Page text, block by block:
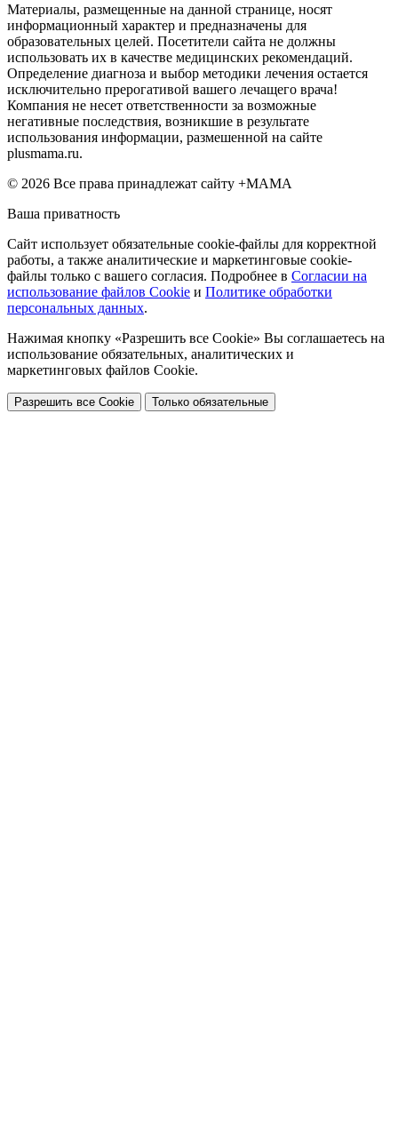
Материалы, размещенные на данной странице, носят
информационный характер и предназначены для
образовательных целей. Посетители сайта не должны
использовать их в качестве медицинских рекомендаций.
Определение диагноза и выбор методики лечения остается
исключительно прерогативой вашего лечащего врача!
Компания не несет ответственности за возможные
негативные последствия, возникшие в результате
использования информации, размешенной на сайте
plusmama.ru.
© 2026 Все права принадлежат сайту +МАМА
Ваша приватность
Сайт использует обязательные cookie-файлы для корректной
работы, а также аналитические и маркетинговые cookie-
файлы только с вашего согласия. Подробнее в Согласии на
использование файлов Cookie и Политике обработки
персональных данных.
Нажимая кнопку «Разрешить все Cookie» Вы соглашаетесь на
использование обязательных, аналитических и
маркетинговых файлов Cookie.
Разрешить все Cookie Только обязательные